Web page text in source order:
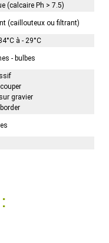
(calcaire Ph > 7.5)
(caillouteux ou filtrant)
à - 29°C
- bulbes
gravier